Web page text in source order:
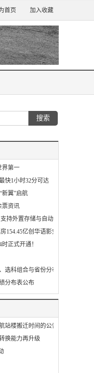
首页 加入收藏
界第一
快1小时32分可达
新翼”启航
票资讯
持外置存储与自动备份
154.45亿创华语影史新纪录
正式开通！
选科组合与省份分布
分布表公布
站楼搬迁时间的公告
换能力再升级